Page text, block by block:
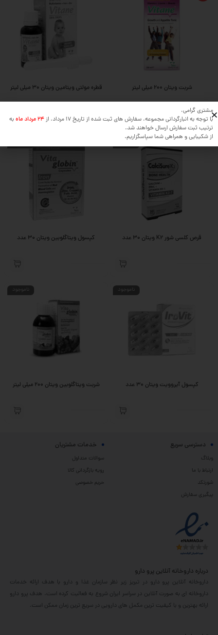
شربت ویتان 200 میلی لیتر
236,600
187,000 تومان
قطره مولتی ویتامین ویتان ۳۰ میلی لیتر
قرص کلسی شور K2 ویتان 30 عدد کپسول ویتاگلوبین ویتان 30 عدد
ناموجود
کپسول آیروویت ویتان 30 عدد
ناموجود
شربت ویتاگلوبین ویتان 200 میلی لیتر
دسترسی سریع
وبلاگ
ارتباط با ما
شورتکد
پیگیری سفارش
خدمات مشتریان
سوالات متداول
رویه بازگردانی کالا
حریم خصوصی
درباره داروخانه آنلاین پرو دارو
داروخانه آنلاین پرو دارو در تبریز زیر نظر سازمان غذا و دارو با هدف ارائه خدمات
داروخانه ای به صورت آنلاین در سراسر ایران شروع به فعالیت کرده است. هدف پرو دارو
ارائه بهترین و با کیفیت ترین مکمل های دارویی در سریع ترین زمان ممکن است.
مشتری گرامی،
با توجه به انبارگردانی مجموعه، سفارش های ثبت شده از تاریخ 17 مرداد، از
24 مرداد ماه
به
ترتیب ثبت سفارش ارسال خواهند شد.
از شکیبایی و همراهی شما سپاسگزاریم.